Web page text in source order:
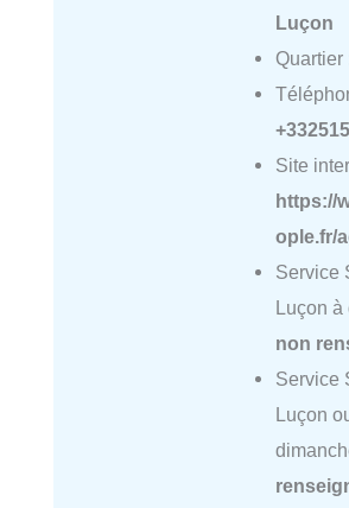
Luçon
Quartier
Site
https://
ople.fr/
Service
Luçon
non
Service
Luçon